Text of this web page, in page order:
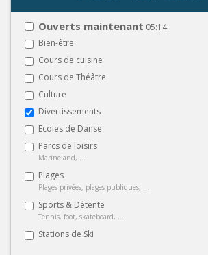
Ouverts maintenant 05:14
Bien-être
Cours de cuisine
Cours de Théâtre
Culture
Divertissements
Ecoles de Danse
Parcs de loisirs
Marineland, ...
Plages
Plages privées, plages publiques, ...
Sports & Détente
Tennis, foot, skateboard, ...
Stations de Ski